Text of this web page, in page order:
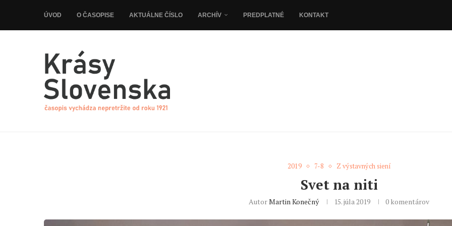
ÚVOD O ČASOPISE AKTUÁLNE ČÍSLO ARCHÍV PREDPLATNÉ KONTAKT
2019 7-8 Z výstavných siení
Svet na niti
AutorMartin Konečný 15. júla 2019 0 komentárov